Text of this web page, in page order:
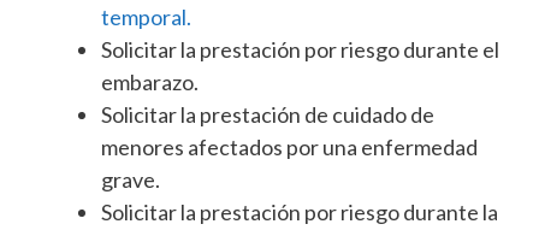
temporal.
Solicitar la prestación por riesgo durante el
embarazo.
Solicitar la prestación de cuidado de
menores afectados por una enfermedad
grave.
Solicitar la prestación por riesgo durante la